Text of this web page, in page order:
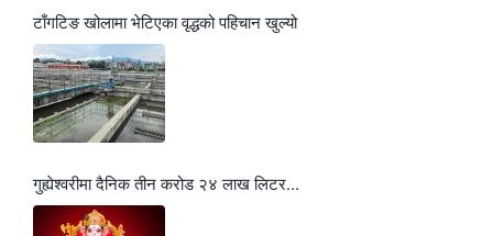
टाँगटिङ खोलामा भेटिएका वृद्धको पहिचान खुल्यो
गुह्येश्वरीमा दैनिक तीन करोड २४ लाख लिटर...